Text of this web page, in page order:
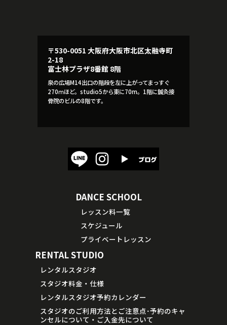
〒530-0051 大阪府大阪市北区太融寺町
2-18
富士林プラザ8番館 8階
泉の広場M14出口の階段を左に上がってまっすぐ
270ｍほど。studio5から東に70m。1階に鍼灸接
骨院のビルの8階です。
DANCE SCHOOL
レッスン料一覧
スケジュール
プライベートレッスン
RENTAL STUDIO
レンタルスタジオ
スタジオ料金・仕様
レンタルスタジオ予約カレンダー
スタジオのご利用方法とご注意点･予約のキャ
ンセルについて・ご入金先について